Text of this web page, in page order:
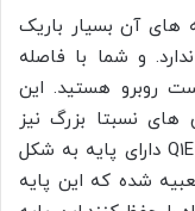
های آن بسیار باریک
و شما با فاصله
روبرو هستید. این
اتاق های نسبتا بزرگ نیز
استفاده می شود. تلویزیون شیائومی Q1E 55 دارای پایه به شکل
شده که این پایه